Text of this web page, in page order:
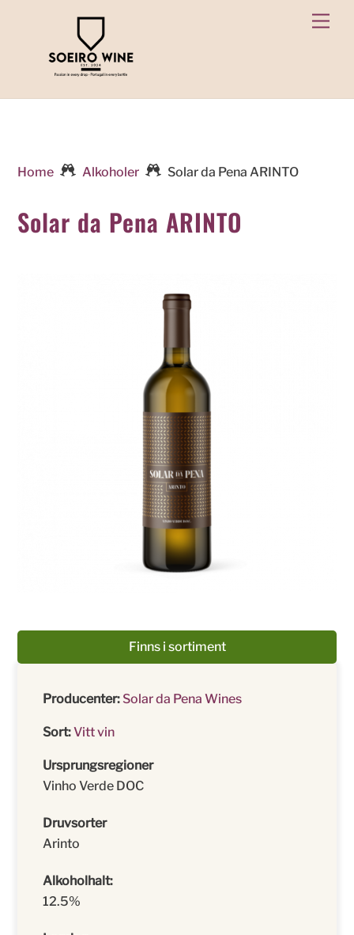
Home Alkoholer Solar da Pena ARINTO
Solar da Pena ARINTO
Finns i sortiment
Producenter: Solar da Pena Wines
Sort:Vitt vin
Ursprungsregioner
Vinho Verde DOC
Druvsorter
Arinto
Alkoholhalt:
12.5%